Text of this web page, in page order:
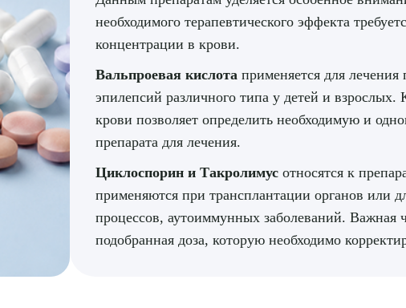
необходимого терапевтического эффекта
концентрации в крови.
Вальпроевая кислота применяется для лечения
эпилепсий различного типа у детей и взрослых.
крови позволяет определить необходимую и
препарата для лечения.
Циклоспорин и Такролимус относятся к
применяются при трансплантации органов или
процессов, аутоиммунных заболеваний. Важная
подобранная доза, которую необходимо